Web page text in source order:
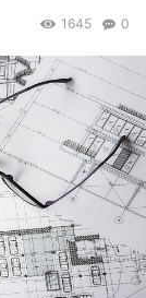
0
1645